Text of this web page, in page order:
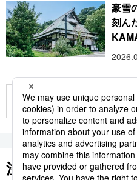
豪雪
刻ん
もっと
注目のキーワード